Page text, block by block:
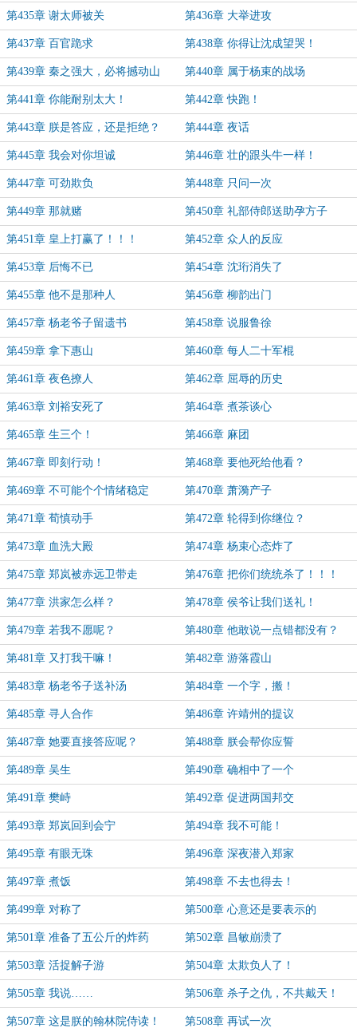
第435章 谢太师被关 第436章 大举进攻
第437章 百官跪求 第438章 你得让沈成望哭！
第439章 秦之强大，必将撼动山
海！
第440章 属于杨束的战场
第441章 你能耐别太大！ 第442章 快跑！
第443章 朕是答应，还是拒绝？ 第444章 夜话
第445章 我会对你坦诚 第446章 壮的跟头牛一样！
第447章 可劲欺负 第448章 只问一次
第449章 那就赌 第450章 礼部侍郎送助孕方子
第451章 皇上打赢了！！！ 第452章 众人的反应
第453章 后悔不已 第454章 沈珩消失了
第455章 他不是那种人 第456章 柳韵出门
第457章 杨老爷子留遗书 第458章 说服鲁徐
第459章 拿下惠山 第460章 每人二十军棍
第461章 夜色撩人 第462章 屈辱的历史
第463章 刘裕安死了 第464章 煮茶谈心
第465章 生三个！ 第466章 麻团
第467章 即刻行动！ 第468章 要他死给他看？
第469章 不可能个个情绪稳定 第470章 萧漪产子
第471章 荀慎动手 第472章 轮得到你继位？
第473章 血洗大殿 第474章 杨束心态炸了
第475章 郑岚被赤远卫带走 第476章 把你们统统杀了！！！
第477章 洪家怎么样？ 第478章 侯爷让我们送礼！
第479章 若我不愿呢？ 第480章 他敢说一点错都没有？
第481章 又打我干嘛！ 第482章 游落霞山
第483章 杨老爷子送补汤 第484章 一个字，搬！
第485章 寻人合作 第486章 许靖州的提议
第487章 她要直接答应呢？ 第488章 朕会帮你应誓
第489章 吴生 第490章 确相中了一个
第491章 樊峙 第492章 促进两国邦交
第493章 郑岚回到会宁 第494章 我不可能！
第495章 有眼无珠 第496章 深夜潜入郑家
第497章 煮饭 第498章 不去也得去！
第499章 对称了 第500章 心意还是要表示的
第501章 准备了五公斤的炸药 第502章 昌敏崩溃了
第503章 活捉解子游 第504章 太欺负人了！
第505章 我说…… 第506章 杀子之仇，不共戴天！
第507章 这是朕的翰林院侍读！ 第508章 再试一次